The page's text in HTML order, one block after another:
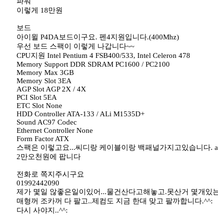
이렇게 18만원
보드
아이윌 P4DA보드이구요. 펜4지원입니다.(400Mhz)
우선 보드 스팩이 이렇게 나갑니다~~
CPU지원 Intel Pentium 4 FSB400/533, Intel Celeron 478
Memory Support DDR SDRAM PC1600 / PC2100
Memory Max 3GB
Memory Slot 3EA
AGP Slot AGP 2X / 4X
PCI Slot 5EA
ETC Slot None
HDD Controller ATA-133 / ALi M1535D+
Sound AC97 Codec
Ethernet Controller None
Form Factor ATX
스팩은 이렇고요...씨디랑 케이블이랑 백패널가지고있습니다.
2만오천원에 팝니다
전화로 쪽지주시구요
01992442090
제가 몇일 않좋은일이있어...물건산다고해놓고.못산거 몇개
매형꺼 조카꺼 다 팔고..제컴도 지금 한대 맞고 팔까합니다.^^:
다시 사야지..^^: